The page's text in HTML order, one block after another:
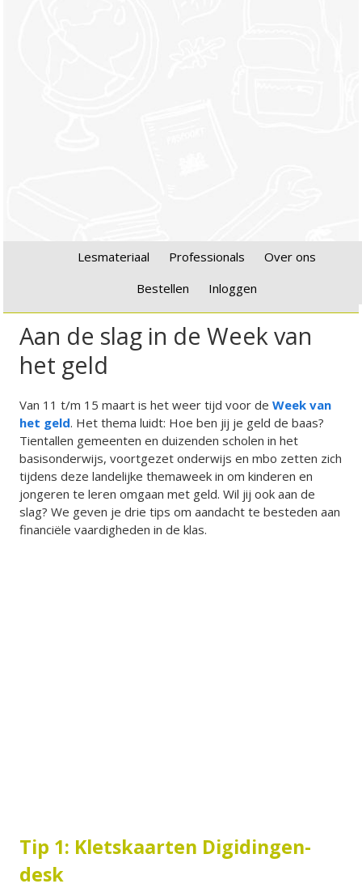
Lesmateriaal Professionals
Over ons
Bestellen
Inloggen
Aan de slag in de Week van
het geld
Van 11 t/m 15 maart is het weer tijd voor deWeek van
het geld. Het thema luidt: Hoe ben jij je geld de baas?
Tientallen gemeenten en duizenden scholen in het
basisonderwijs, voortgezet onderwijs en mbo zetten zich
tijdens deze landelijke themaweek in om kinderen en
jongeren te leren omgaan met geld. Wil jij ook aan de
slag? We geven je drie tips om aandacht te besteden aan
financiële vaardigheden in de klas.
Tip 1: Kletskaarten Digidingen-
desk